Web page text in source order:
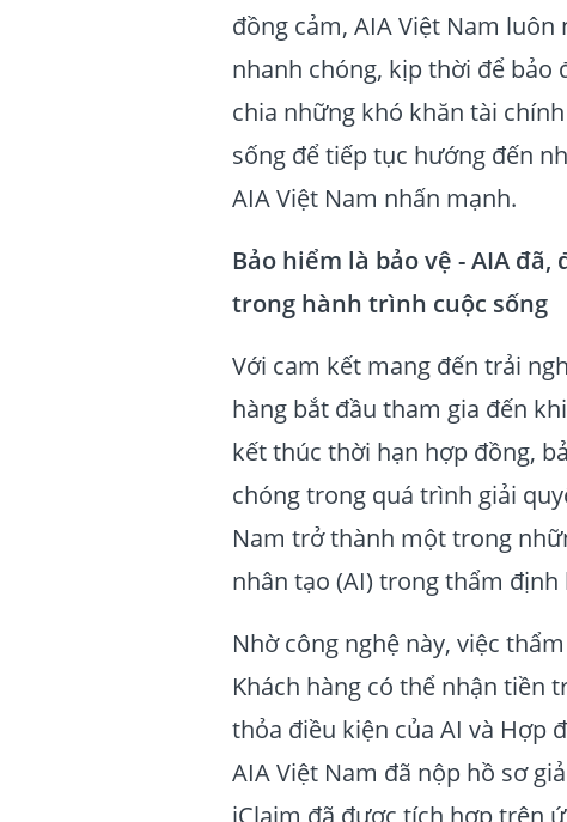
đồng cảm, AIA Việt Nam
nhanh chóng, kịp thời để bảo
chia những khó khăn tài
sống để tiếp tục hướng đến
AIA Việt Nam nhấn mạnh.
Bảo hiểm là bảo vệ - AIA
trong hành trình cuộc sống
Với cam kết mang đến trải
hàng bắt đầu tham gia đến
kết thúc thời hạn hợp đồng,
chóng trong quá trình giải
Nam trở thành một trong
nhân tạo (AI) trong thẩm
Nhờ công nghệ này, việc
Khách hàng có thể nhận tiền
thỏa điều kiện của AI và Hợp
AIA Việt Nam đã nộp hồ sơ
iClaim đã được tích hợp trên